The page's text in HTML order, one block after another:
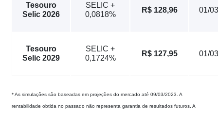
Tesouro
Selic 2026
SELIC +
0,0818%
R$ 128,96 01/
Tesouro
Selic 2029
SELIC +
0,1724%
R$ 127,95 01/
* As simulações são baseadas em projeções do mercado até 09/03/2023. A
rentabilidade obtida no passado não representa garantia de resultados futuros. A